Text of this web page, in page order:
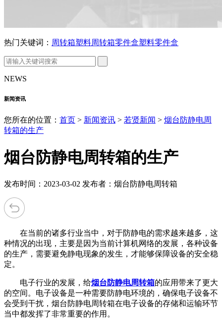
热门关键词： 周转箱塑料周转箱零件盒塑料零件盒
NEWS
新闻资讯
您所在的位置： 首页 > 新闻资讯 > 若贤新闻 > 烟台防静电周
转箱的生产
烟台防静电周转箱的生产
发布时间：2023-03-02 发布者：烟台防静电周转箱
在当前的诸多行业当中，对于防静电的需求越来越多，这
种情况的出现，主要是因为当前计算机网络的发展，各种设备
的生产，需要避免静电现象的发生，才能够保障设备的安全稳
定。
电子行业的发展，给烟台防静电周转箱的应用带来了更大
的空间。电子设备是一种需要防静电环境的，确保电子设备不
会受到干扰，烟台防静电周转箱在电子设备的存储和运输环节
当中都发挥了非常重要的作用。